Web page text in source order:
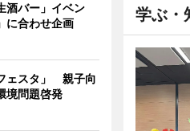
学ぶ・
酒バー」イベン
に合わせ企画
ェスタ」 親子向
境問題啓発